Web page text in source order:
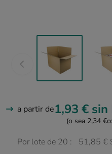
a partir de1,93 € sin
(o sea 2,34 €
Por lote de 20 : 51,85 €